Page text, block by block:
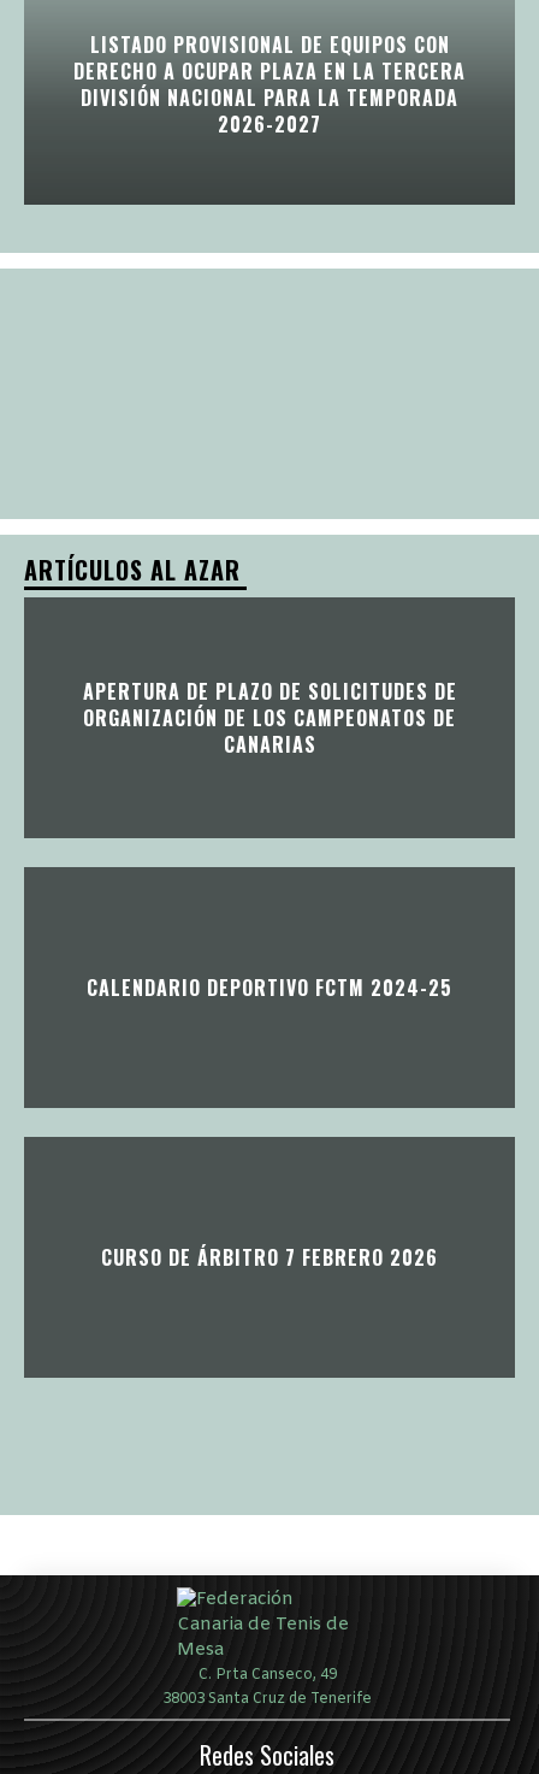
LISTADO PROVISIONAL DE EQUIPOS CON
DERECHO A OCUPAR PLAZA EN LA TERCERA
DIVISIÓN NACIONAL PARA LA TEMPORADA
2026-2027
ARTÍCULOS AL AZAR
APERTURA DE PLAZO DE SOLICITUDES DE
ORGANIZACIÓN DE LOS CAMPEONATOS DE
CANARIAS
CALENDARIO DEPORTIVO FCTM 2024-25
CURSO DE ÁRBITRO 7 FEBRERO 2026
C. Prta Canseco, 49
38003 Santa Cruz de Tenerife
Redes Sociales